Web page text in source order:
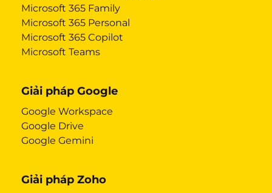
Microsoft 365 Family
Microsoft 365 Personal
Microsoft 365 Copilot
Microsoft Teams
Giải pháp Google
Google Workspace
Google Drive
Google Gemini
Giải pháp Zoho